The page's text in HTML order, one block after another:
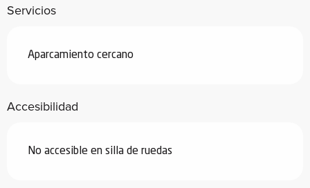
Servicios
Aparcamiento cercano
Accesibilidad
No accesible en silla de ruedas